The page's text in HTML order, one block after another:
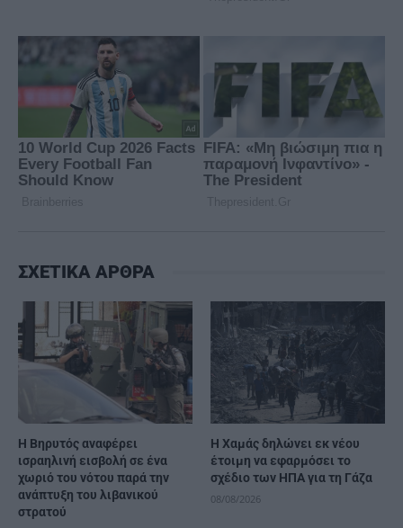
ΣΧΕΤΙΚΑ ΑΡΘΡΑ
Η Βηρυτός αναφέρει
ισραηλινή εισβολή σε ένα
χωριό του νότου παρά την
ανάπτυξη του λιβανικού
στρατού
Η Χαμάς δηλώνει εκ νέου
έτοιμη να εφαρμόσει το
σχέδιο των ΗΠΑ για τη Γάζα
08/08/2026